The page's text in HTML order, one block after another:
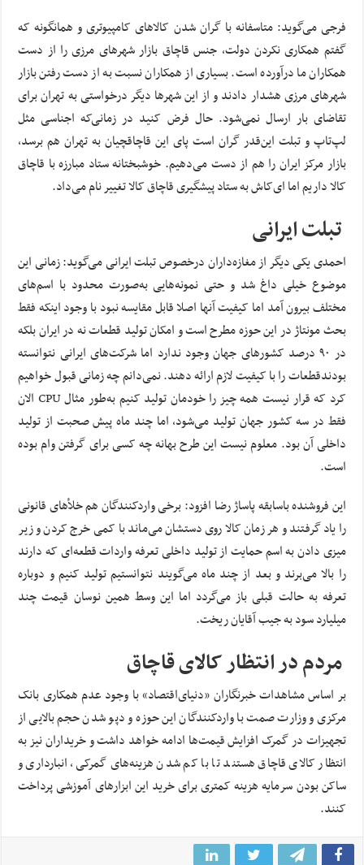
فرجی می‌گوید: متاسفانه با گران شدن کالاهای کامپیوتری و همانگونه که
گفتم همکاری نکردن دولت، جنس قاچاق بازار شهرهای مرزی را از دست
همکاران ما درآورده است. بسیاری از همکاران نسبت به از دست رفتن بازار
شهرهای مرزی هشدار دادند و از این شهرها دیگر درخواستی به تهران برای
تقاضای بار ارسال نمی‌شود. حال فرض کنید در زمانی‌که اجناسی مثل
لپ‌تاپ و تبلت این‌قدر گران است پای این قاچاقچیان به تهران هم برسد،
بازار مرکز ایران را هم از دست می‌دهیم. خوشبختانه ستاد مبارزه با قاچاق
کالا داریم اما ای‌کاش به ستاد پیشگیری قاچاق کالا تغییر نام می‌داد.
تبلت ایرانی
احمدی یکی دیگر از مغازه‌داران درخصوص تبلت ایرانی می‌گوید: زمانی این
موضوع خیلی داغ شد و حتی نمونه‌هایی به‌صورت محدود با اسم‌های
مختلف بیرون آمد اما کیفیت آنها اصلا قابل مقایسه نبود با وجود اینکه فقط
بحث مونتاژ در این حوزه مطرح است و امکان تولید قطعات نه در ایران بلکه
در ۹۰ درصد کشورهای جهان وجود ندارد اما شرکت‌های ایرانی نتوانسته
بودندقطعات را با کیفیت لازم ارائه دهند. نمی‌دانم چه زمانی قبول خواهیم
کرد که قرار نیست همه چیز را خودمان تولید کنیم به‌طور مثال CPU الان
فقط در سه کشور جهان تولید می‌شود، اما چند ماه پیش صحبت از تولید
داخلی آن بود. معلوم نیست این طرح بهانه چه کسی برای گرفتن وام بوده
است.
این فروشنده باسابقه پاساژ رضا افزود: برخی واردکنندگان هم خلأهای قانونی
را یاد گرفتند و هر زمان کالا روی دستشان می‌ماند با کمی خرج کردن و زیر
میزی دادن به اسم حمایت از تولید داخلی تعرفه واردات قطعه‌ای که دارند
را بالا می‌برند و بعد از چند ماه می‌گویند نتوانستیم تولید کنیم و دوباره
تعرفه به حالت قبلی باز می‌گردد اما این وسط همین نوسان قیمت چند
میلیارد سود به جیب آقایان ریخت.
مردم در انتظار کالای قاچاق
بر اساس مشاهدات خبرنگاران «دنیای‌اقتصاد» با وجود عدم همکاری بانک
مرکزی و وزارت صمت با وارد‌کنندگان این حوزه و دپو شدن حجم بالایی از
تجهیزات در گمرک افزایش قیمت‌ها ادامه خواهد داشت و خریداران نیز به
انتظار کالای قاچاق هستند تا با کم شدن هزینه‌های‌ گمرکی، انبارداری و
ساکن بودن سرمایه هزینه کمتری برای خرید این ابزارهای آموزشی پرداخت
کنند.